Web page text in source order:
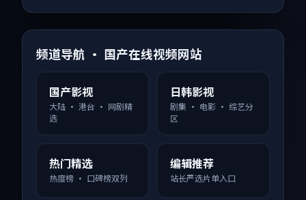
频道导航 · 国产在线视频网站
国产影视
大陆 · 港台 · 网剧精
选
日韩影视
剧集 · 电影 · 综艺分
区
热门精选
热度榜 · 口碑榜双列
编辑推荐
站长严选片单入口